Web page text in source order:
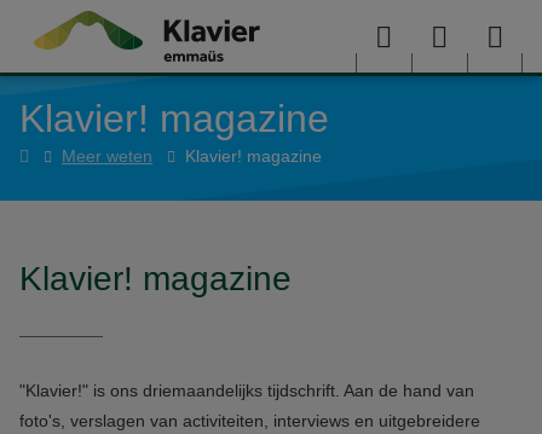
Overslaan en naar de inhoud gaan
Menu User
Klavier! magazine
HomeMeer weten Klavier! magazine
Klavier! magazine
"Klavier!" is ons driemaandelijks tijdschrift. Aan de hand van
foto's, verslagen van activiteiten, interviews en uitgebreidere